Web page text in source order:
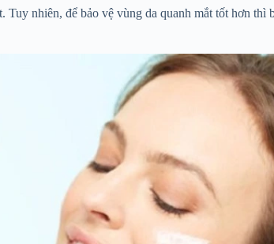
nhiên, để bảo vệ vùng da quanh mắt tốt hơn thì